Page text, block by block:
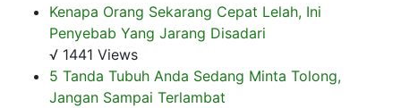
Kenapa Orang Sekarang Cepat Lelah, Ini
Penyebab Yang Jarang Disadari
√ 1441 Views
5 Tanda Tubuh Anda Sedang Minta Tolong,
Jangan Sampai Terlambat